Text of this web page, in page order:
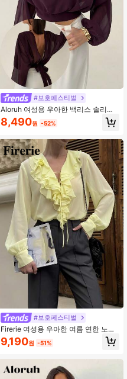
#보호페스티벌
Aloruh 여성용 우아한 백리스 솔리드
컬러 랜턴 슬리브 패셔너블한 라운드
넥 오피스 셔츠
8,490원 -52%
#보호페스티벌
Firerie 여성용 우아한 여름 연한 노란
색 쉬폰 탑, 티 파티 러플 크리스크로
스 타이 시어 탑, 보헤미안 웨딩 게스
9,190원 -51%